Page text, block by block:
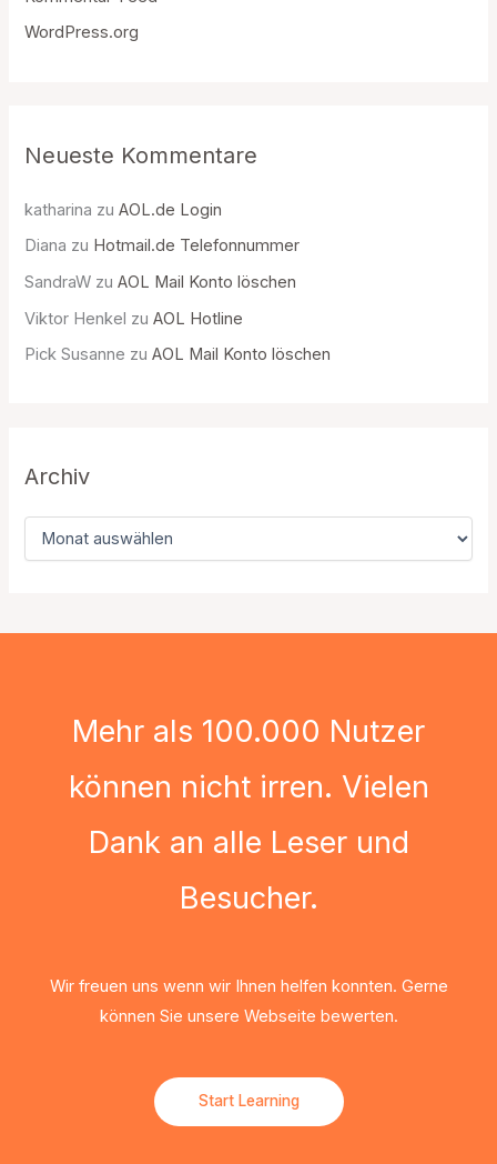
WordPress.org
Neueste Kommentare
katharina zuAOL.de Login
Diana zu Hotmail.de Telefonnummer
SandraW zuAOL Mail Konto löschen
Viktor Henkel zuAOL Hotline
Pick Susanne zuAOL Mail Konto löschen
Archiv
v
Mehr als 100.000 Nutzer
können nicht irren. Vielen
Dank an alle Leser und
Besucher.
Wir freuen uns wenn wir Ihnen helfen konnten. Gerne
können Sie unsere Webseite bewerten.
Start Learning